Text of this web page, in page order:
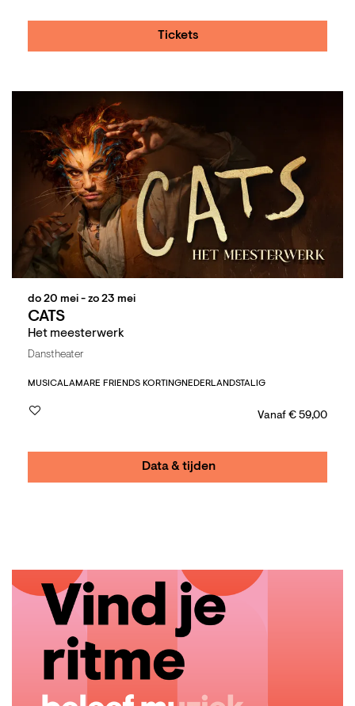
Tickets
CATS
Het meesterwerk
do 20 mei - zo 23 mei
Danstheater
MUSICALAMARE FRIENDS KORTINGNEDERLANDSTALIG
Vanaf € 59,00
Data & tijden